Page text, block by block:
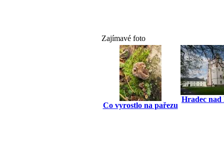
Zajímavé foto
Co vyrostlo na pařezu
Hradec